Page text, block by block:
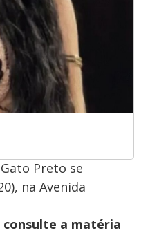
Preto se
na Avenida
consulte a matéria